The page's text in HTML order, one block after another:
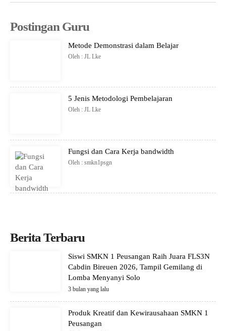
Postingan Guru
Metode Demonstrasi dalam Belajar
Oleh : JL Lke
5 Jenis Metodologi Pembelajaran
Oleh : JL Lke
Fungsi dan Cara Kerja bandwidth
Oleh : smkn1psgn
Berita Terbaru
Siswi SMKN 1 Peusangan Raih Juara FLS3N
Cabdin Bireuen 2026, Tampil Gemilang di
Lomba Menyanyi Solo
3 bulan yang lalu
Produk Kreatif dan Kewirausahaan SMKN 1
Peusangan